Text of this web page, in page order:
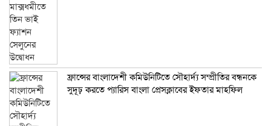
ফ্রান্সের বাংলাদেশী কমিউনিটিতে সৌহার্দ্য সম্প্রীতির বন্ধনকে
সুদূঢ় করতে প্যারিস বাংলা প্রেসক্লাবের ইফতার মাহফিল